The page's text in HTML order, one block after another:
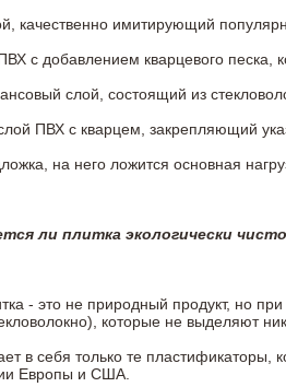
качественно имитирующий
с добавлением кварцевого песка,
слой, состоящий из
ПВХ с кварцем, закрепляющий
на него ложится основная
ли плитка экологически
- это не природный продукт, но
которые не выделяют
в себя только те
Европы и США.